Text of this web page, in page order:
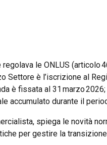
le ONLUS
Settore è l’iscrizione al
è fissata al 31 marzo
accumulato durante il
spiega le novità
per gestire la